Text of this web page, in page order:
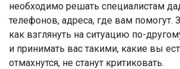
необходимо решать специалистам
телефонов, адреса, где вам помогут.
как взглянуть на ситуацию по-
и принимать вас такими, какие вы
отмахнутся, не станут критиковать.